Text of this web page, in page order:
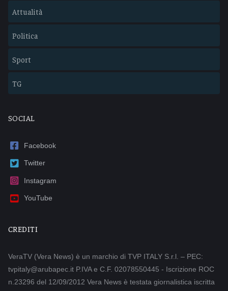
Attualità
Politica
Sport
TG
SOCIAL
Facebook
Twitter
Instagram
YouTube
CREDITI
VeraTV (Vera News) è un marchio di TVP ITALY S.r.l. – PEC:
tvpitaly@arubapec.it P.IVA e C.F. 02078550445 - Iscrizione ROC
n.23296 del 12/09/2012 Vera News è testata giornalistica iscritta